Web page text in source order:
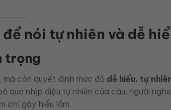
nói tự nhiên và dễ
trọng
còn quyết định mức độ dễ hiểu, tự
qua nhịp điệu tự nhiên của câu, người
chí gây hiểu lầm.